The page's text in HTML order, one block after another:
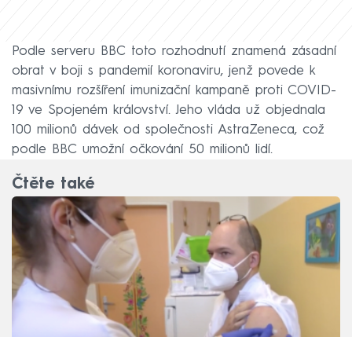
Podle serveru BBC toto rozhodnutí znamená zásadní
obrat v boji s pandemií koronaviru, jenž povede k
masivnímu rozšíření imunizační kampaně proti COVID-
19 ve Spojeném království. Jeho vláda už objednala
100 milionů dávek od společnosti AstraZeneca, což
podle BBC umožní očkování 50 milionů lidí.
Čtěte také